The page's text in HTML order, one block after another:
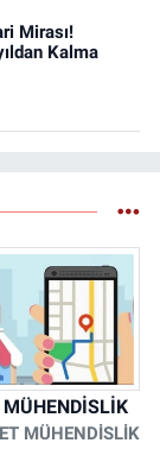
Mirası!
Kalma
MÜHENDİSLİK
MÜHENDİSLİK